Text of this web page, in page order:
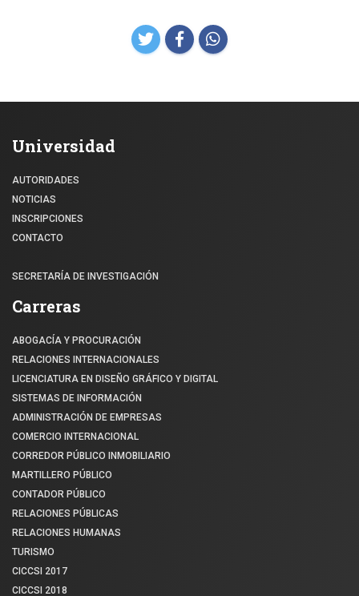
Universidad
AUTORIDADES
NOTICIAS
INSCRIPCIONES
CONTACTO
SECRETARÍA DE INVESTIGACIÓN
Carreras
ABOGACÍA Y PROCURACIÓN
RELACIONES INTERNACIONALES
LICENCIATURA EN DISEÑO GRÁFICO Y DIGITAL
SISTEMAS DE INFORMACIÓN
ADMINISTRACIÓN DE EMPRESAS
COMERCIO INTERNACIONAL
CORREDOR PÚBLICO INMOBILIARIO
MARTILLERO PÚBLICO
CONTADOR PÚBLICO
RELACIONES PÚBLICAS
RELACIONES HUMANAS
TURISMO
CICCSI 2017
CICCSI 2018